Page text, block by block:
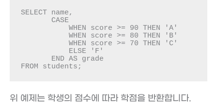
SELECT name,
           WHEN score >= 90 THEN 'A'
           WHEN score >= 80 THEN 'B'
           WHEN score >= 70 THEN 'C'
FROM students;
위 예제는 학생의 점수에 따라 학점을 반환합니다.